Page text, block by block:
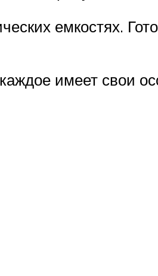
емкостях.
имеет свои